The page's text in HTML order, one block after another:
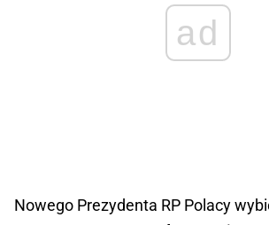
ad
Nowego Prezydenta RP Polacy